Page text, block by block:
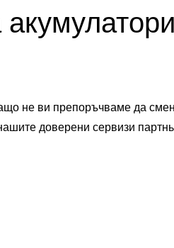
не ви препоръчваме да
доверени сервизи